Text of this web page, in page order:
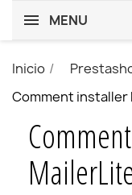
MENU
Inicio
Comment installer